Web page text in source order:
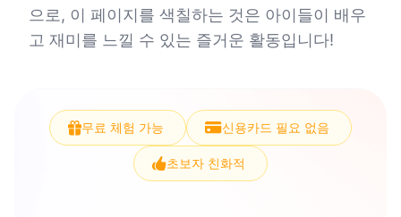
으로, 이 페이지를 색칠하는 것은 아이들이 배우
고 재미를 느낄 수 있는 즐거운 활동입니다!
무료 체험 가능 신용카드 필요 없음
초보자 친화적